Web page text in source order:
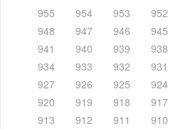
955
954 953 952
948
947 946 945
941
940 939 938
934
933 932 931
927
926 925 924
920
919 918 917
913
912 911 910